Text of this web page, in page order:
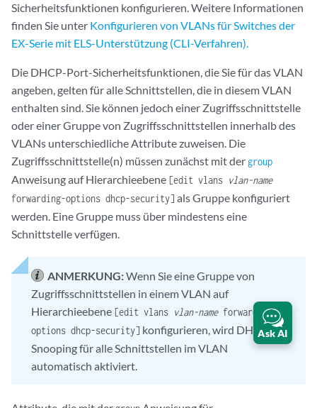
Sicherheitsfunktionen konfigurieren. Weitere Informationen
finden Sie unter Konfigurieren von VLANs für Switches der
EX-Serie mit ELS-Unterstützung (CLI-Verfahren).
Die DHCP-Port-Sicherheitsfunktionen, die Sie für das VLAN
angeben, gelten für alle Schnittstellen, die in diesem VLAN
enthalten sind. Sie können jedoch einer Zugriffsschnittstelle
oder einer Gruppe von Zugriffsschnittstellen innerhalb des
VLANs unterschiedliche Attribute zuweisen. Die
Zugriffsschnittstelle(n) müssen zunächst mit der group
Anweisung auf Hierarchieebene [edit vlans vlan-name
forwarding-options dhcp-security] als Gruppe konfiguriert
werden. Eine Gruppe muss über mindestens eine
Schnittstelle verfügen.
ANMERKUNG:Wenn Sie eine Gruppe von
Zugriffsschnittstellen in einem VLAN auf
Hierarchieebene [edit vlans vlan-nameforwarding-
options dhcp-security] konfigurieren, wird DHCP-
Snooping für alle Schnittstellen im VLAN
automatisch aktiviert.
Ask AI